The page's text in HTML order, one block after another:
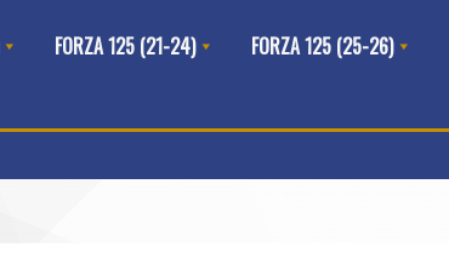
FORZA 125 (21-24) FORZA 125 (25-26)